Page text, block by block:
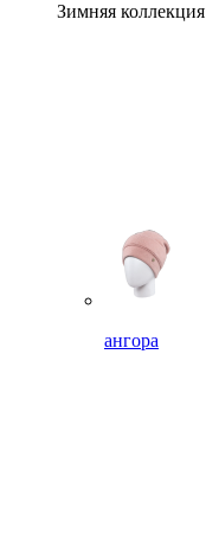
Зимняя коллекция
ангора